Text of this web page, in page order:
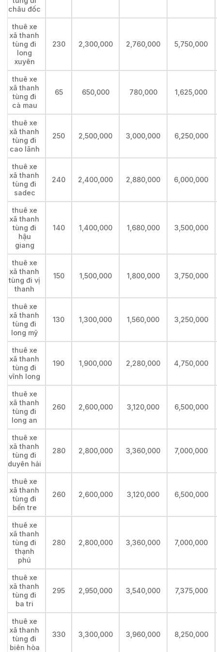
châu đốc
thuê xe
xã thanh
tùng đi
long
xuyên
230 2,300,000 2,760,000 5,750,000
thuê xe
xã thanh
tùng đi
cà mau
65 650,000 780,000 1,625,000
thuê xe
xã thanh
tùng đi
cao lãnh
250 2,500,000 3,000,000 6,250,000
thuê xe
xã thanh
tùng đi
sadec
240 2,400,000 2,880,000 6,000,000
thuê xe
xã thanh
tùng đi
hậu
giang
140 1,400,000 1,680,000 3,500,000
thuê xe
xã thanh
tùng đi vị
thanh
150 1,500,000 1,800,000 3,750,000
thuê xe
xã thanh
tùng đi
long mỹ
130 1,300,000 1,560,000 3,250,000
thuê xe
xã thanh
tùng đi
vĩnh long
190 1,900,000 2,280,000 4,750,000
thuê xe
xã thanh
tùng đi
long an
260 2,600,000 3,120,000 6,500,000
thuê xe
xã thanh
tùng đi
duyên hải
280 2,800,000 3,360,000 7,000,000
thuê xe
xã thanh
tùng đi
bến tre
260 2,600,000 3,120,000 6,500,000
thuê xe
xã thanh
tùng đi
thạnh
phú
280 2,800,000 3,360,000 7,000,000
thuê xe
xã thanh
tùng đi
ba tri
295 2,950,000 3,540,000 7,375,000
thuê xe
xã thanh
tùng đi
biên hòa
330 3,300,000 3,960,000 8,250,000